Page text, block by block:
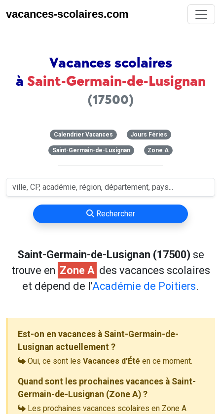
vacances-scolaires.com
Vacances scolaires
à Saint-Germain-de-Lusignan
(17500)
Calendrier Vacances Jours Féries
Saint-Germain-de-Lusignan Zone A
Rechercher
Saint-Germain-de-Lusignan (17500) se
trouve en Zone A des vacances scolaires
et dépend de l'Académie de Poitiers.
Est-on en vacances à Saint-Germain-de-
Lusignan actuellement ?
Oui, ce sont les Vacances d'Été en ce moment.
Quand sont les prochaines vacances à Saint-
Germain-de-Lusignan (Zone A) ?
Les prochaines vacances scolaires en Zone A